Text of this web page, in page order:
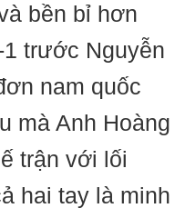
bền bỉ hơn
trước Nguyễn
nam quốc
mà Anh Hoàng
trận với lối
hai tay là minh